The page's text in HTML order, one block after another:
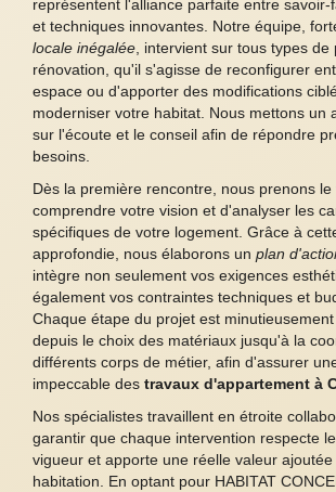
représentent l'alliance parfaite entre savoir-
et techniques innovantes. Notre équipe,
locale inégalée, intervient sur tous types de
rénovation, qu'il s'agisse de reconfigurer
espace ou d'apporter des modifications
moderniser votre habitat. Nous mettons un
sur l'écoute et le conseil afin de répondre
besoins.
Dès la première rencontre, nous prenons le
comprendre votre vision et d'analyser les
spécifiques de votre logement. Grâce à
approfondie, nous élaborons un plan
intègre non seulement vos exigences
également vos contraintes techniques et
Chaque étape du projet est
depuis le choix des matériaux jusqu'à la
différents corps de métier, afin d'assurer
impeccable des travaux d'appartement à
Nos spécialistes travaillent en étroite
garantir que chaque intervention respecte
vigueur et apporte une réelle valeur
habitation. En optant pour HABITAT